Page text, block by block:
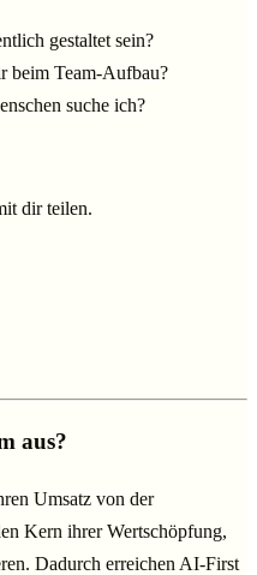
gestaltet sein?
beim Team-Aufbau?
suche ich?
dir teilen.
aus?
Umsatz von der
Kern ihrer Wertschöpfung,
Dadurch erreichen AI-First